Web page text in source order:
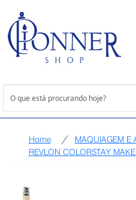
Home
MAQUIAGEM E
REVLON COLORSTAY